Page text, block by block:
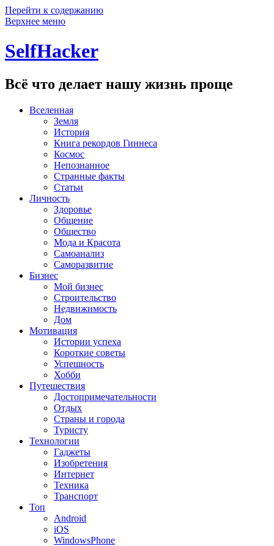
Перейти к содержанию
Верхнее меню
SelfHacker
Всё что делает нашу жизнь проще
Вселенная
Земля
История
Книга рекордов Гиннеса
Космос
Непознанное
Странные факты
Статьи
Личность
Здоровье
Общение
Общество
Мода и Красота
Самоанализ
Саморазвитие
Бизнес
Мой бизнес
Строительство
Недвижимость
Дом
Мотивация
Истории успеха
Короткие советы
Успешность
Хобби
Путешествия
Достопримечательности
Отдых
Страны и города
Туристу
Технологии
Гаджеты
Изобретения
Интернет
Техника
Транспорт
Топ
Android
iOS
WindowsPhone